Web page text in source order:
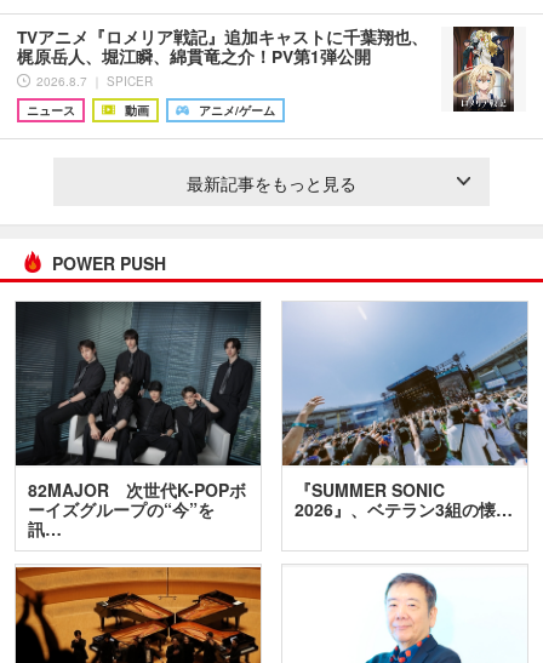
TVアニメ『ロメリア戦記』追加キャストに千葉翔也、
梶原岳人、堀江瞬、綿貫竜之介！PV第1弾公開
2026.8.7 ｜ SPICER
ニュース
動画 アニメ/ゲーム
最新記事をもっと見る
POWER PUSH
82MAJOR 次世代K-POPボ
ーイズグループの“今”を
訊…
『SUMMER SONIC
2026』、ベテラン3組の懐…